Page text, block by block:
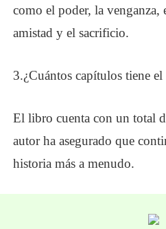
como el poder, la venganza,
amistad y el sacrificio.
3.¿Cuántos capítulos tiene
El libro cuenta con un total
autor ha asegurado que
historia más a menudo.